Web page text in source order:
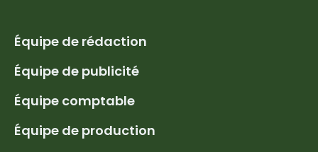
Équipe de rédaction
Équipe de publicité
Équipe comptable
Équipe de production